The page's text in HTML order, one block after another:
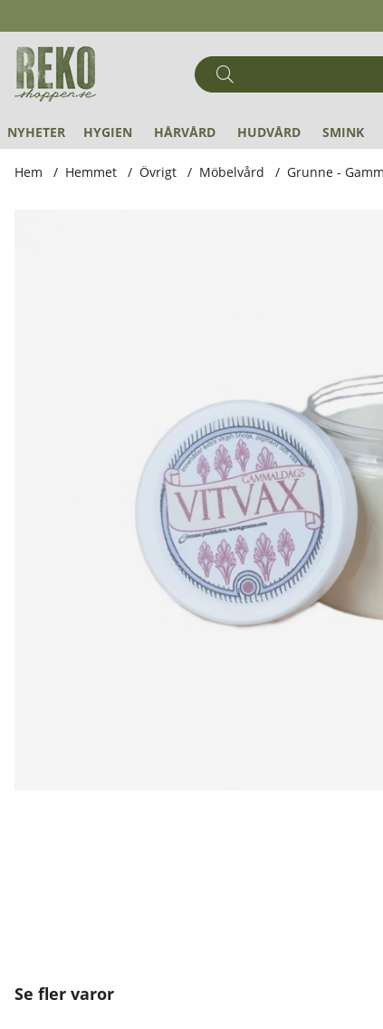
NYHETER HYGIEN HÅRVÅRD HUDVÅRD SMINK
Hem Hemmet Övrigt Möbelvård Grunne -
Se fler varor